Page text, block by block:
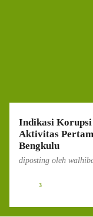
Indikasi Korupsi
Aktivitas
Bengkulu
diposting oleh
3